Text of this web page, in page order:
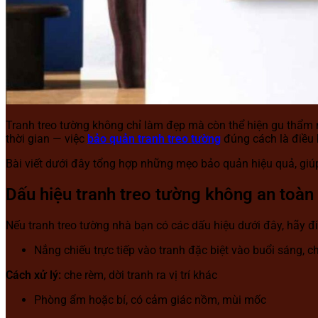
Tranh treo tường không chỉ làm đẹp mà còn thể hiện gu
thời gian — việc bảo quản tranh treo tường đúng cách là
Bài viết dưới đây tổng hợp những mẹo bảo quản hiệu quả,
Dấu hiệu tranh treo tường không an toàn
Nếu tranh treo tường nhà bạn có các dấu hiệu dưới đây, hãy
Nắng chiếu trực tiếp vào tranh đặc biệt vào buổi sáng,
Cách xử lý: che rèm, dời tranh ra vị trí khác
Phòng ẩm hoặc bí, có cảm giác nồm, mùi mốc